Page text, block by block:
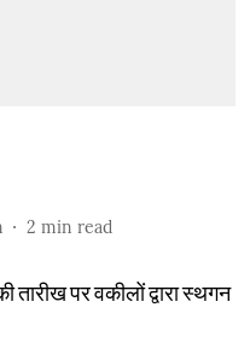
2 min read
तारीख पर वकीलों द्वारा स्थगन